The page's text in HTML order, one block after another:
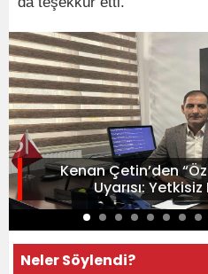
Kenan Çetin’den
Uyarısı:
Neler Söylendi?